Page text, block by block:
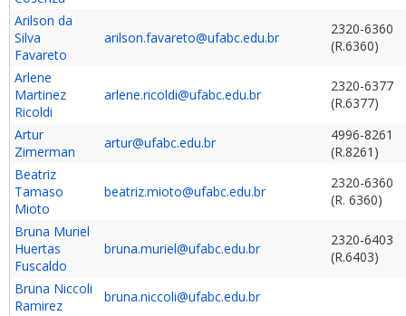
Arilson da
Silva
Favareto
arilson.favareto@ufabc.edu.br
2320-6360
(R.6360)
Arlene
Martinez
Ricoldi
arlene.ricoldi@ufabc.edu.br
2320-6377
(R.6377)
Artur
Zimerman
artur@ufabc.edu.br
4996-8261
(R.8261)
Beatriz
Tamaso
Mioto
beatriz.mioto@ufabc.edu.br
2320-6360
(R. 6360)
Bruna Muriel
Huertas
Fuscaldo
bruna.muriel@ufabc.edu.br
2320-6403
(R.6403)
Bruna Niccoli
Ramirez
bruna.niccoli@ufabc.edu.br